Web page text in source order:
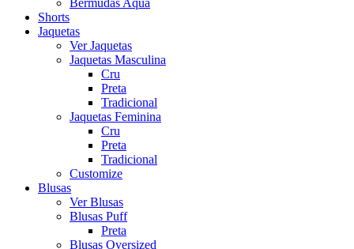
Bermudas Aqua
Shorts
Jaquetas
Ver Jaquetas
Jaquetas Masculina
Cru
Preta
Tradicional
Jaquetas Feminina
Cru
Preta
Tradicional
Customize
Blusas
Ver Blusas
Blusas Puff
Preta
Blusas Oversized